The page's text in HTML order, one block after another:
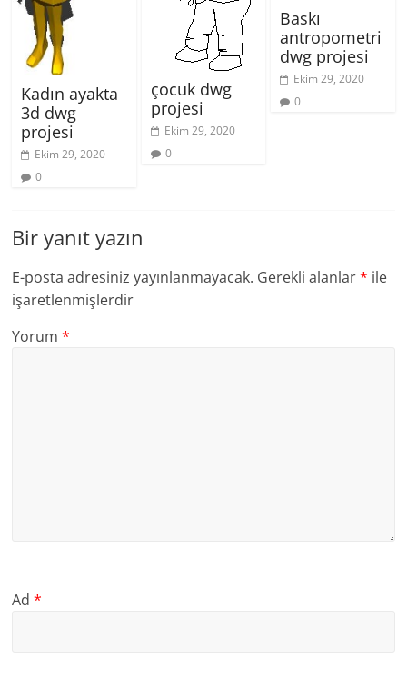
Kadın ayakta
3d dwg
projesi
Ekim 29, 2020
0
çocuk dwg
projesi
Ekim 29, 2020
0
Baskı
antropometri
dwg projesi
Ekim 29, 2020
0
Bir yanıt yazın
E-posta adresiniz yayınlanmayacak. Gerekli alanlar* ile
işaretlenmişlerdir
Yorum*
Ad*